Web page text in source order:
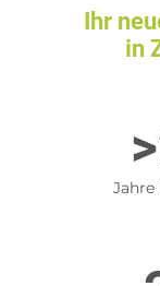
Ihr
in
Jahre